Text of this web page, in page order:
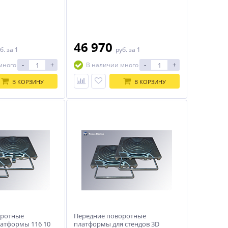
за 1
- +
В КОРЗИНУ
46 970 руб. за 1
В наличии много
- +
В КОРЗИНУ
116 10
Передние поворотные
платформы для стендов 3D